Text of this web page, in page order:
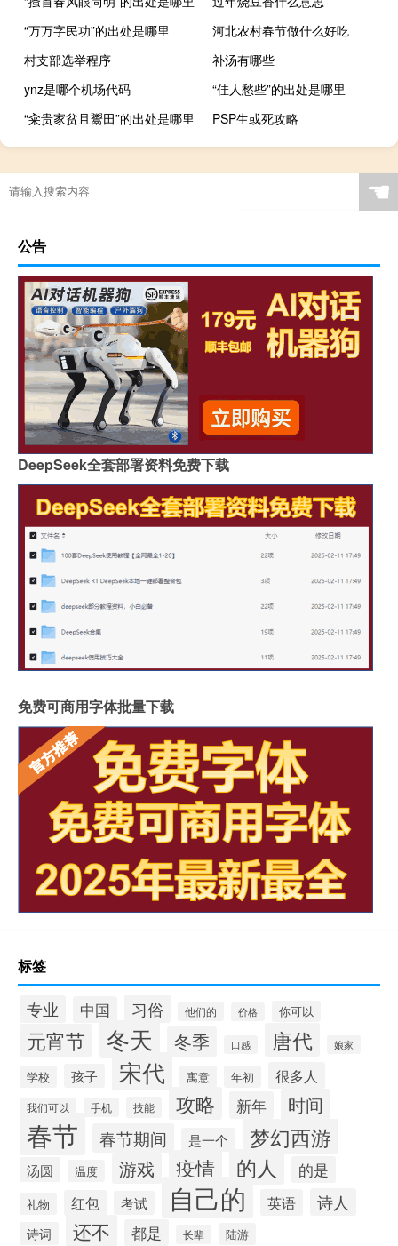
“万万字民功”的出处是哪里
河北农村春节做什么好吃
村支部选举程序
补汤有哪些
ynz是哪个机场代码
“佳人愁些”的出处是哪里
“籴贵家贫且鬻田”的出处是哪里
PSP生或死攻略
☚
公告
DeepSeek全套部署资料免费下载
免费可商用字体批量下载
标签
专业 中国 习俗 他们的 价格 你可以
元宵节 冬天 冬季 口感 唐代 娘家
学校 孩子 宋代 寓意 年初 很多人
我们可以 手机 技能 攻略 新年 时间
春节 春节期间 是一个 梦幻西游
汤圆 温度 游戏 疫情 的人 的是
礼物 红包 考试 自己的 英语 诗人
诗词 还不 都是 长辈 陆游